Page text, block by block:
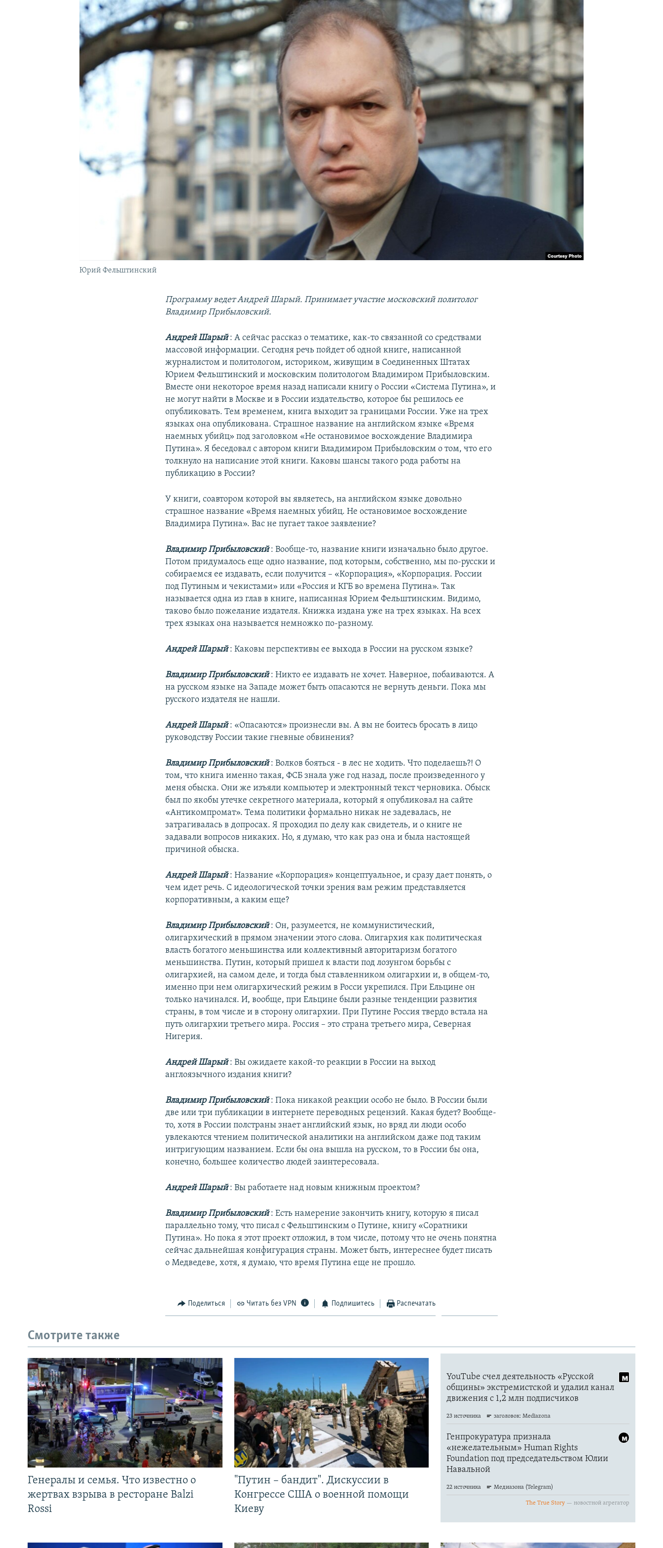
ПОДПИШИТЕСЬ НА РАССЫЛКУ
Юрий Фельштинский
Программу ведет Андрей Шарый. Принимает участие московский политолог
Владимир Прибыловский.
Андрей Шарый: А сейчас рассказ о тематике, как-то связанной со средствами
массовой информации. Сегодня речь пойдет об одной книге, написанной
журналистом и политологом, историком, живущим в Соединенных Штатах
Юрием Фельштинский и московским политологом Владимиром Прибыловским.
Вместе они некоторое время назад написали книгу о России «Система Путина», и
не могут найти в Москве и в России издательство, которое бы решилось ее
опубликовать. Тем временем, книга выходит за границами России. Уже на трех
языках она опубликована. Страшное название на английском языке «Время
наемных убийц» под заголовком «Не остановимое восхождение Владимира
Путина». Я беседовал с автором книги Владимиром Прибыловским о том, что его
толкнуло на написание этой книги. Каковы шансы такого рода работы на
публикацию в России?
У книги, соавтором которой вы являетесь, на английском языке довольно
страшное название «Время наемных убийц. Не остановимое восхождение
Владимира Путина». Вас не пугает такое заявление?
Владимир Прибыловский: Вообще-то, название книги изначально было другое.
Потом придумалось еще одно название, под которым, собственно, мы по-русски и
собираемся ее издавать, если получится – «Корпорация», «Корпорация. России
под Путиным и чекистами» или «Россия и КГБ во времена Путина». Так
называется одна из глав в книге, написанная Юрием Фельштинским. Видимо,
таково было пожелание издателя. Книжка издана уже на трех языках. На всех
трех языках она называется немножко по-разному.
Андрей Шарый: Каковы перспективы ее выхода в России на русском языке?
Владимир Прибыловский: Никто ее издавать не хочет. Наверное, побаиваются. А
на русском языке на Западе может быть опасаются не вернуть деньги. Пока мы
русского издателя не нашли.
Андрей Шарый: «Опасаются» произнесли вы. А вы не боитесь бросать в лицо
руководству России такие гневные обвинения?
Владимир Прибыловский: Волков бояться - в лес не ходить. Что поделаешь?! О
том, что книга именно такая, ФСБ знала уже год назад, после произведенного у
меня обыска. Они же изъяли компьютер и электронный текст черновика. Обыск
был по якобы утечке секретного материала, который я опубликовал на сайте
«Антикомпромат». Тема политики формально никак не задевалась, не
затрагивалась в допросах. Я проходил по делу как свидетель, и о книге не
задавали вопросов никаких. Но, я думаю, что как раз она и была настоящей
причиной обыска.
Андрей Шарый: Название «Корпорация» концептуальное, и сразу дает понять, о
чем идет речь. С идеологической точки зрения вам режим представляется
корпоративным, а каким еще?
Владимир Прибыловский: Он, разумеется, не коммунистический,
олигархический в прямом значении этого слова. Олигархия как политическая
власть богатого меньшинства или коллективный авторитаризм богатого
меньшинства. Путин, который пришел к власти под лозунгом борьбы с
олигархией, на самом деле, и тогда был ставленником олигархии и, в общем-то,
именно при нем олигархический режим в Росси укрепился. При Ельцине он
только начинался. И, вообще, при Ельцине были разные тенденции развития
страны, в том числе и в сторону олигархии. При Путине Россия твердо встала на
путь олигархии третьего мира. Россия – это страна третьего мира, Северная
Нигерия.
Андрей Шарый: Вы ожидаете какой-то реакции в России на выход
англоязычного издания книги?
Владимир Прибыловский: Пока никакой реакции особо не было. В России были
две или три публикации в интернете переводных рецензий. Какая будет? Вообще-
то, хотя в России полстраны знает английский язык, но вряд ли люди особо
увлекаются чтением политической аналитики на английском даже под таким
интригующим названием. Если бы она вышла на русском, то в России бы она,
конечно, большее количество людей заинтересовала.
Андрей Шарый: Вы работаете над новым книжным проектом?
Владимир Прибыловский: Есть намерение закончить книгу, которую я писал
параллельно тому, что писал с Фельштинским о Путине, книгу «Соратники
Путина». Но пока я этот проект отложил, в том числе, потому что не очень понятна
сейчас дальнейшая конфигурация страны. Может быть, интереснее будет писать
о Медведеве, хотя, я думаю, что время Путина еще не прошло.
Поделиться Читать без VPN Подпишитесь Распечатать
Смотрите также
Генералы и семья. Что известно о
жертвах взрыва в ресторане Balzi
Rossi
"Путин – бандит". Дискуссии в
Конгрессе США о военной помощи
Киеву